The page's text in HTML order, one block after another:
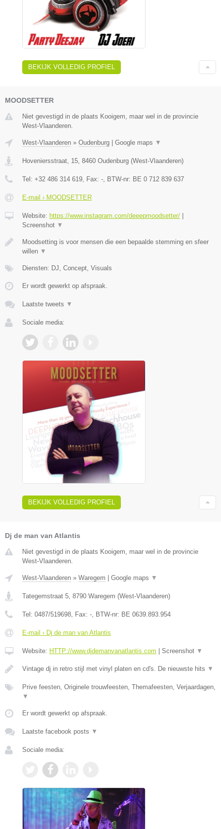
BEKIJK VOLLEDIG PROFIEL
MOODSETTER
Niet gevestigd in de plaats Kooigem, maar wel in de provincie
West-Vlaanderen.
West-Vlaanderen » Oudenburg Google maps ▼
Hoveniersstraat, 15, 8460 Oudenburg (West-Vlaanderen)
Tel: +32 486 314 619, Fax: -, BTW-nr: BE 0 712 839 637
E-mail › MOODSETTER
Website: https://www.instagram.com/deeepmoodsetter/
Screenshot ▼
Moodsetting is voor mensen die een bepaalde stemming en sfeer
willen ▼
Diensten: DJ, Concept, Visuals
Er wordt gewerkt op afspraak.
Laatste tweets ▼
Sociale media:
BEKIJK VOLLEDIG PROFIEL
Dj de man van Atlantis
Niet gevestigd in de plaats Kooigem, maar wel in de provincie
West-Vlaanderen.
West-Vlaanderen » Waregem Google maps ▼
Tategemstraat 5, 8790 Waregem (West-Vlaanderen)
Tel: 0487/519698, Fax: -, BTW-nr: BE 0639.893.954
E-mail › Dj de man van Atlantis
Website: HTTP://www.djdemanvanatlantis.com Screenshot ▼
Vintage dj in retro stijl met vinyl platen en cd's. De nieuwste hits ▼
Prive feesten, Originele trouwfeesten, Themafeesten, Verjaardagen,
▼
Er wordt gewerkt op afspraak.
Laatste facebook posts ▼
Sociale media: